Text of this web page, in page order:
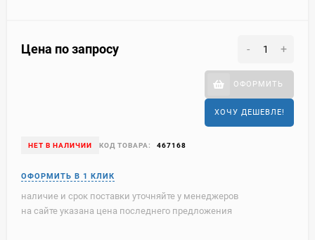
Цена по запросу - +
ОФОРМИТЬ
ХОЧУ ДЕШЕВЛЕ!
НЕТ В НАЛИЧИИ КОД ТОВАРА: 467168
наличие и срок поставки уточняйте у менеджеров
на сайте указана цена последнего предложения